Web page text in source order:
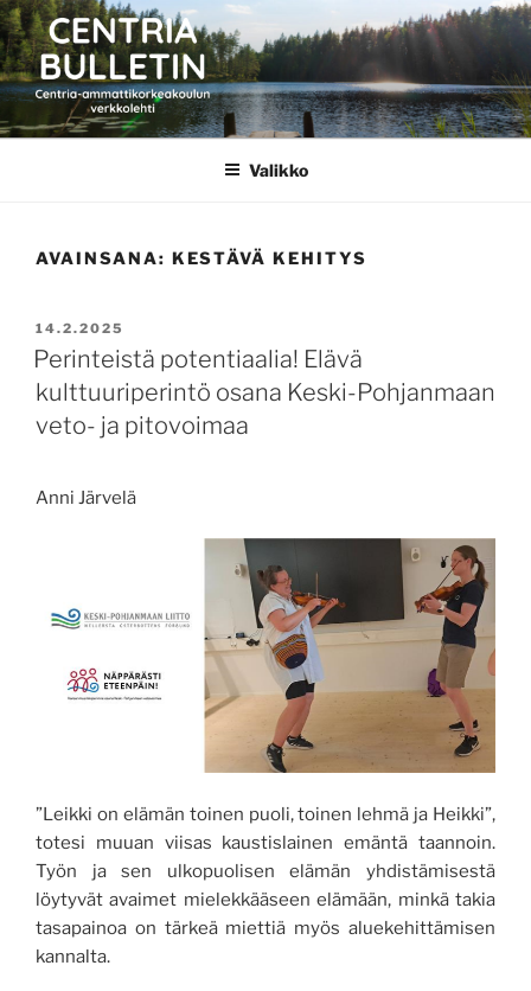
Siirry
sisältöön
CENTRIA BULLETIN
Valikko
AVAINSANA: KESTÄVÄ KEHITYS
JULKAISTU
14.2.2025
Perinteistä potentiaalia! Elävä
kulttuuriperintö osana Keski-Pohjanmaan
veto- ja pitovoimaa
Anni Järvelä
”Leikki on elämän toinen puoli, toinen lehmä ja Heikki”,
totesi muuan viisas kaustislainen emäntä taannoin.
Työn ja sen ulkopuolisen elämän yhdistämisestä
löytyvät avaimet mielekkääseen elämään, minkä takia
tasapainoa on tärkeä miettiä myös aluekehittämisen
kannalta.